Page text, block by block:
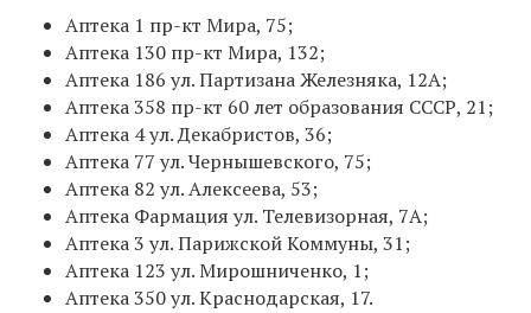
Аптека 1 пр-кт Мира, 75;
Аптека 130 пр-кт Мира, 132;
Аптека 186 ул. Партизана Железняка, 12А;
Аптека 358 пр-кт 60 лет образования СССР, 21;
Аптека 4 ул. Декабристов, 36;
Аптека 77 ул. Чернышевского, 75;
Аптека 82 ул. Алексеева, 53;
Аптека Фармация ул. Телевизорная, 7А;
Аптека 3 ул. Парижской Коммуны, 31;
Аптека 123 ул. Мирошниченко, 1;
Аптека 350 ул. Краснодарская, 17.